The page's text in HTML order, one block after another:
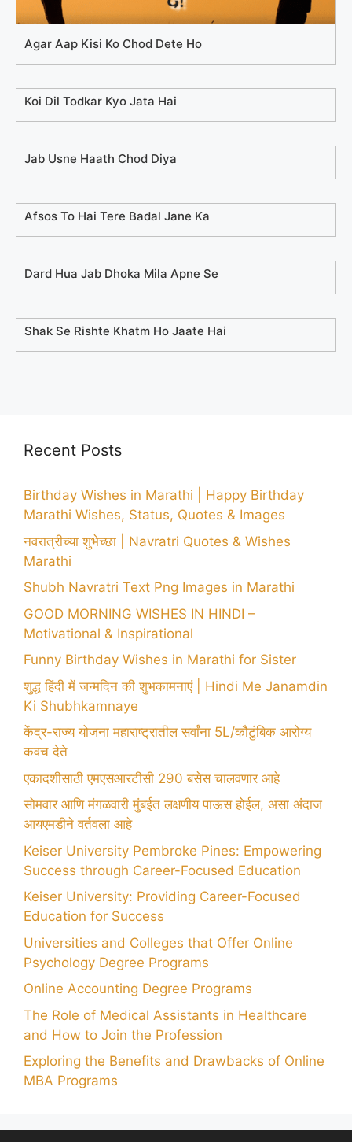
Agar Aap Kisi Ko Chod Dete Ho
Koi Dil Todkar Kyo Jata Hai
Jab Usne Haath Chod Diya
Afsos To Hai Tere Badal Jane Ka
Dard Hua Jab Dhoka Mila Apne Se
Shak Se Rishte Khatm Ho Jaate Hai
Recent Posts
Birthday Wishes in Marathi | Happy Birthday
Marathi Wishes, Status, Quotes & Images
नवरात्रीच्या शुभेच्छा | Navratri Quotes & Wishes
Marathi
Shubh Navratri Text Png Images in Marathi
GOOD MORNING WISHES IN HINDI –
Motivational & Inspirational
Funny Birthday Wishes in Marathi for Sister
शुद्ध हिंदी में जन्मदिन की शुभकामनाएं | Hindi Me Janamdin
Ki Shubhkamnaye
केंद्र-राज्य योजना महाराष्ट्रातील सर्वांना 5L/कौटुंबिक आरोग्य
कवच देते
एकादशीसाठी एमएसआरटीसी 290 बसेस चालवणार आहे
सोमवार आणि मंगळवारी मुंबईत लक्षणीय पाऊस होईल, असा अंदाज
आयएमडीने वर्तवला आहे
Keiser University Pembroke Pines: Empowering
Success through Career-Focused Education
Keiser University: Providing Career-Focused
Education for Success
Universities and Colleges that Offer Online
Psychology Degree Programs
Online Accounting Degree Programs
The Role of Medical Assistants in Healthcare
and How to Join the Profession
Exploring the Benefits and Drawbacks of Online
MBA Programs